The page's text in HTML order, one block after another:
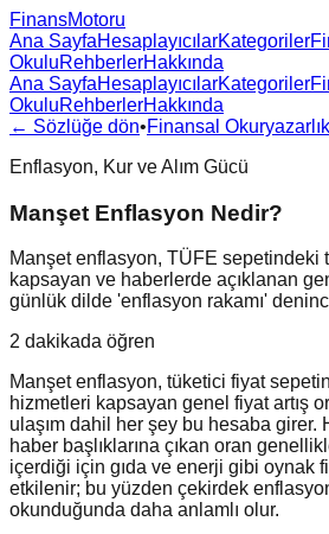
FinansMotoru
Ana SayfaHesaplayıcılarKategoriler
OkuluRehberlerHakkında
Ana SayfaHesaplayıcılarKategoriler
OkuluRehberlerHakkında
← Sözlüğe dön•Finansal
Enflasyon, Kur ve Alım Gücü
Manşet Enflasyon Nedir?
Manşet enflasyon, TÜFE sepetindeki
kapsayan ve haberlerde açıklanan
günlük dilde 'enflasyon rakamı'
2 dakikada öğren
Manşet enflasyon, tüketici fiyat
hizmetleri kapsayan genel fiyat artış
ulaşım dahil her şey bu hesaba girer.
haber başlıklarına çıkan oran
içerdiği için gıda ve enerji gibi oynak
etkilenir; bu yüzden çekirdek
okunduğunda daha anlamlı olur.